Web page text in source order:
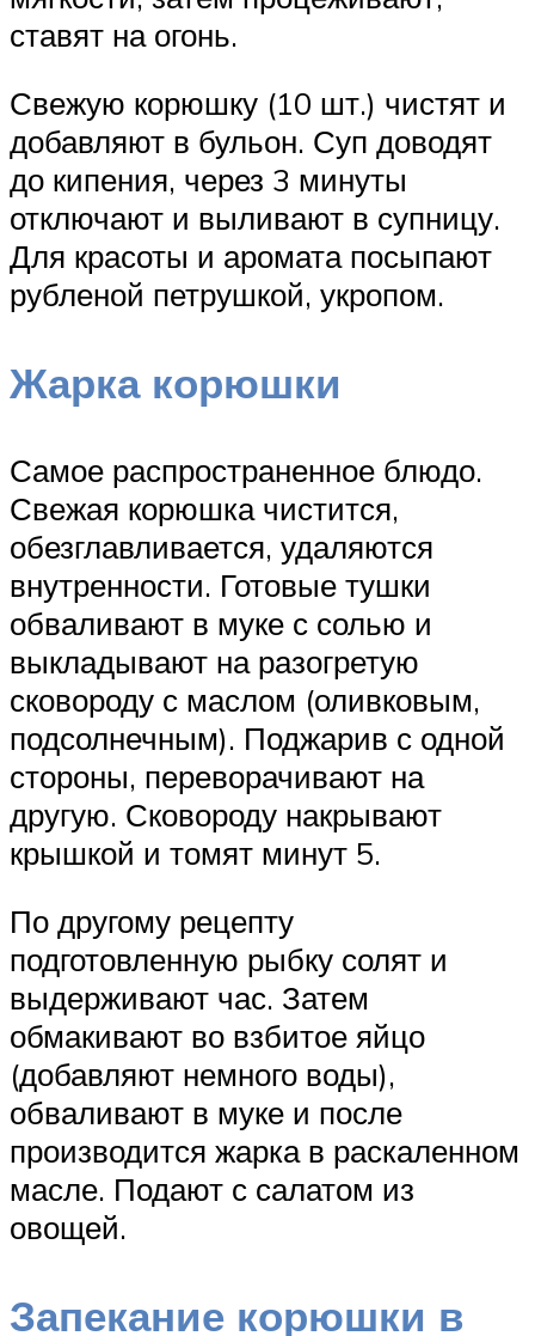
ставят на огонь.
Свежую корюшку (10 шт.) чистят и
добавляют в бульон. Суп доводят
до кипения, через 3 минуты
отключают и выливают в супницу.
Для красоты и аромата посыпают
рубленой петрушкой, укропом.
Жарка корюшки
Самое распространенное блюдо.
Свежая корюшка чистится,
обезглавливается, удаляются
внутренности. Готовые тушки
обваливают в муке с солью и
выкладывают на разогретую
сковороду с маслом (оливковым,
подсолнечным). Поджарив с одной
стороны, переворачивают на
другую. Сковороду накрывают
крышкой и томят минут 5.
По другому рецепту
подготовленную рыбку солят и
выдерживают час. Затем
обмакивают во взбитое яйцо
(добавляют немного воды),
обваливают в муке и после
производится жарка в раскаленном
масле. Подают с салатом из
овощей.
Запекание корюшки в